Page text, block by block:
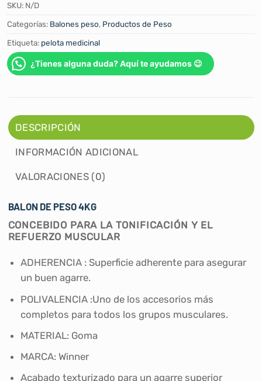
SKU: N/D
Categorías: Balones peso, Productos de Peso
Etiqueta: pelota medicinal
¿Tienes alguna duda? Aquí te ayudamos 😉
DESCRIPCIÓN
INFORMACIÓN ADICIONAL
VALORACIONES (0)
BALON DE PESO 4KG
CONCEBIDO PARA LA TONIFICACIÓN Y EL
REFUERZO MUSCULAR
ADHERENCIA : Superficie adherente para asegurar
un buen agarre.
POLIVALENCIA :Uno de los accesorios más
completos para todos los grupos musculares.
MATERIAL: Goma
MARCA: Winner
Acabado texturizado para un agarre superior